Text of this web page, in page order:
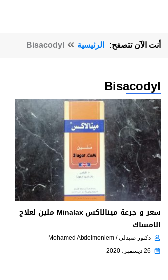
أنت الآن تتصفح: الرئيسية Bisacodyl
Bisacodyl
سعر و جرعة مينالاكس Minalax ملين لعلاج
الامساك
دكتور صيدلي / Mohamed Abdelmoniem
26 ديسمبر، 2020